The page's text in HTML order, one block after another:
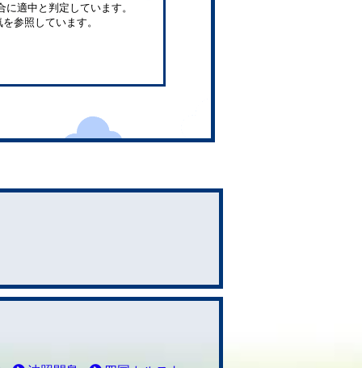
に適中と判定しています。
参照しています。